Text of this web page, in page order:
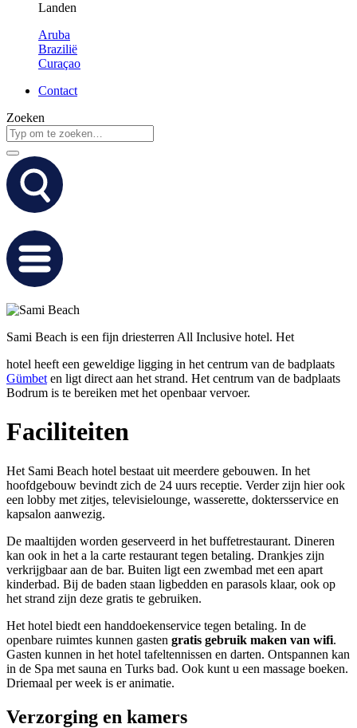
Landen
Aruba
Brazilië
Curaçao
Contact
Zoeken
Sami Beach is een fijn driesterren All Inclusive hotel. Het
hotel heeft een geweldige ligging in het centrum van de badplaats
Gümbet en ligt direct aan het strand. Het centrum van de badplaats
Bodrum is te bereiken met het openbaar vervoer.
Faciliteiten
Het Sami Beach hotel bestaat uit meerdere gebouwen. In het
hoofdgebouw bevindt zich de 24 uurs receptie. Verder zijn hier ook
een lobby met zitjes, televisielounge, wasserette, doktersservice en
kapsalon aanwezig.
De maaltijden worden geserveerd in het buffetrestaurant. Dineren
kan ook in het a la carte restaurant tegen betaling. Drankjes zijn
verkrijgbaar aan de bar. Buiten ligt een zwembad met een apart
kinderbad. Bij de baden staan ligbedden en parasols klaar, ook op
het strand zijn deze gratis te gebruiken.
Het hotel biedt een handdoekenservice tegen betaling. In de
openbare ruimtes kunnen gasten gratis gebruik maken van wifi.
Gasten kunnen in het hotel tafeltennissen en darten. Ontspannen kan
in de Spa met sauna en Turks bad. Ook kunt u een massage boeken.
Driemaal per week is er animatie.
Verzorging en kamers